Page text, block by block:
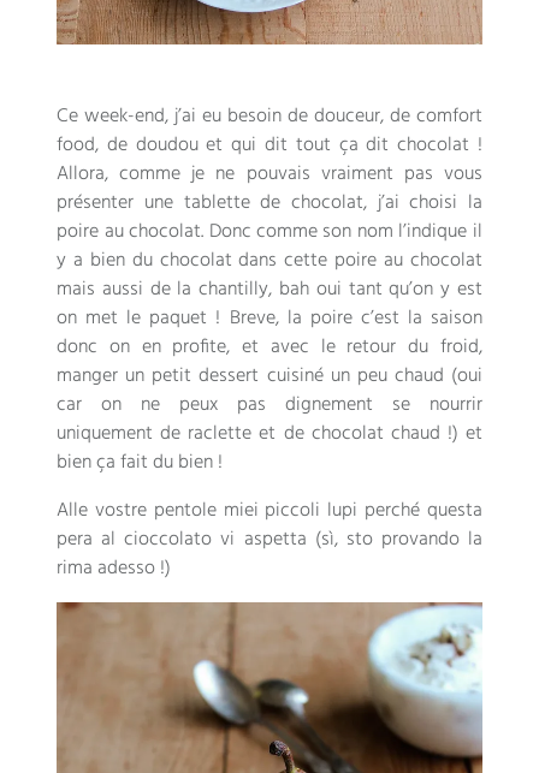
Ce week-end,j’ai eu besoin de douceur,de comfort
food, de doudou et qui dit tout ça dit chocolat !
Allora,comme je ne pouvais vraiment pas vous
présenter une tablette de chocolat,j’ai choisi la
poire au chocolat. Donc comme son nom l’indique il
y a bien du chocolat dans cette poire au chocolat
mais aussi de la chantilly, bah oui tant qu’on y est
on met le paquet ! Breve, la poire c’est la saison
donc on en profite,et avec le retour du froid,
manger un petit dessert cuisiné un peu chaud (oui
car on ne peux pas dignement se nourrir
uniquement de raclette et de chocolat chaud !) et
bien ça fait du bien!
Alle vostre pentole miei piccoli lupi perché questa
pera al cioccolato vi aspetta (sì, sto provando la
rima adesso !)